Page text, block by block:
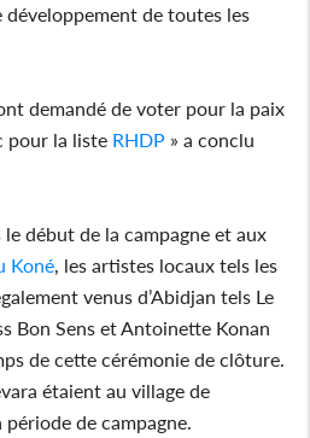
de toutes les
demandé de voter pour la paix
pour la liste RHDP » a conclu
le début de la campagne et aux
Koné, les artistes locaux tels les
venus d’Abidjan tels Le
Bon Sens et Antoinette Konan
de cette cérémonie de clôture.
étaient au village de
de campagne.